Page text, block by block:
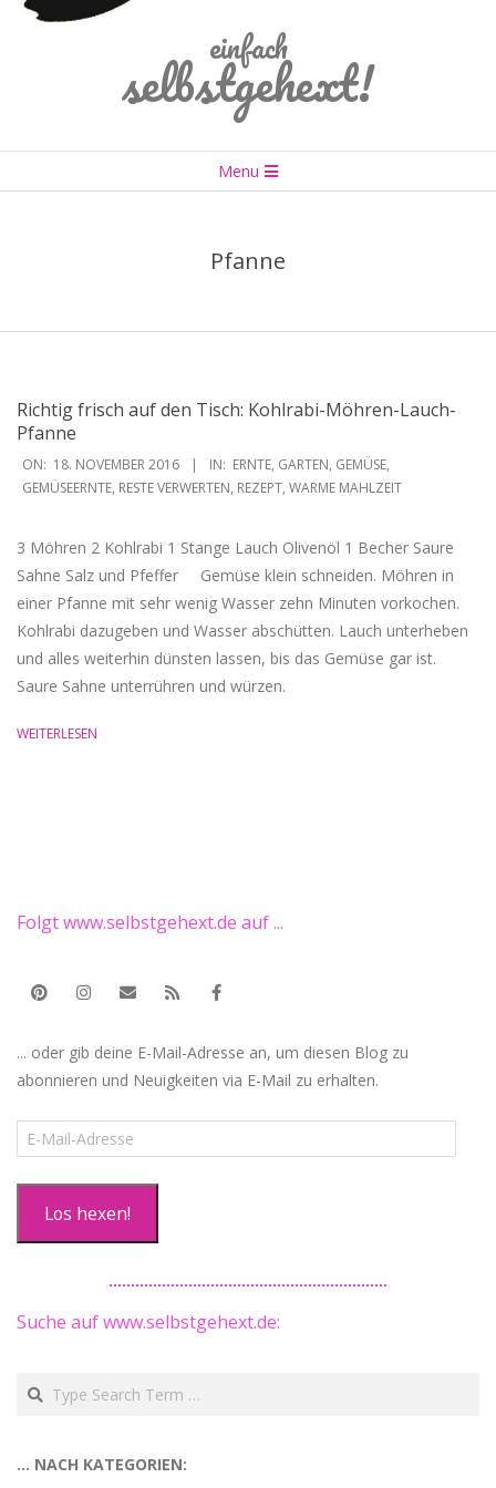
einfach
selbstgehext!
Navigation
Menu
Pfanne
Richtig frisch auf den Tisch: Kohlrabi-Möhren-Lauch-
Pfanne
2016-
11-
ON: 18. NOVEMBER 2016 IN: ERNTE, GARTEN, GEMÜSE,
GEMÜSEERNTE, RESTE VERWERTEN, REZEPT, WARME MAHLZEIT
3 Möhren 2 Kohlrabi 1 Stange Lauch Olivenöl 1 Becher Saure
Sahne Salz und Pfeffer Gemüse klein schneiden. Möhren in
einer Pfanne mit sehr wenig Wasser zehn Minuten vorkochen.
Kohlrabi dazugeben und Wasser abschütten. Lauch unterheben
und alles weiterhin dünsten lassen, bis das Gemüse gar ist.
Saure Sahne unterrühren und würzen.
WEITERLESEN
Folgt www.selbstgehext.de auf ...
... oder gib deine E-Mail-Adresse an, um diesen Blog zu
abonnieren und Neuigkeiten via E-Mail zu erhalten.
E-
Mail-
Los hexen!
Suche auf www.selbstgehext.de:
Search
… NACH KATEGORIEN: